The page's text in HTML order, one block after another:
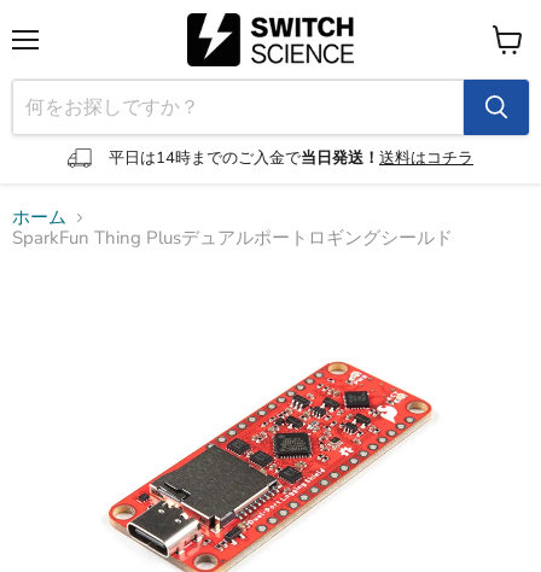
ニ
ュ
ー
平日は14時までのご入金で当日発送！ 送料はコチラ
カ
ー
ト
を
見
ホーム
SparkFun Thing Plusデュアルポートロギングシールド